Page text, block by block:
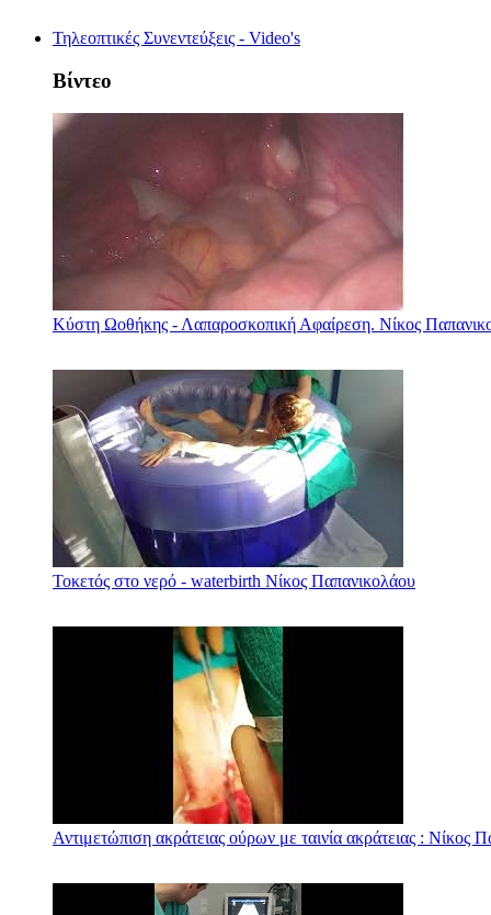
Τηλεοπτικές Συνεντεύξεις - Video's
Βίντεο
Κύστη Ωοθήκης - Λαπαροσκοπική Αφαίρεση. Νίκος
Τοκετός στο νερό - waterbirth Νίκος Παπανικολάου
Αντιμετώπιση ακράτειας ούρων με ταινία ακράτειας : Νίκος